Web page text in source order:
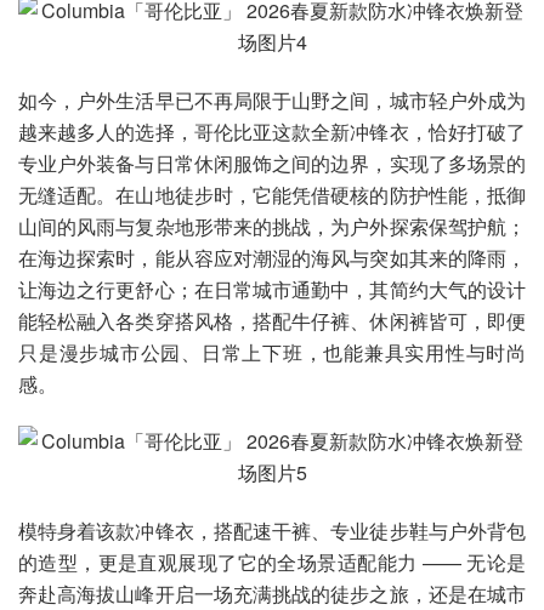
如今，户外生活早已不再局限于山野之间，城市轻户外成为
越来越多人的选择，哥伦比亚这款全新冲锋衣，恰好打破了
专业户外装备与日常休闲服饰之间的边界，实现了多场景的
无缝适配。在山地徒步时，它能凭借硬核的防护性能，抵御
山间的风雨与复杂地形带来的挑战，为户外探索保驾护航；
在海边探索时，能从容应对潮湿的海风与突如其来的降雨，
让海边之行更舒心；在日常城市通勤中，其简约大气的设计
能轻松融入各类穿搭风格，搭配牛仔裤、休闲裤皆可，即便
只是漫步城市公园、日常上下班，也能兼具实用性与时尚
感。
模特身着该款冲锋衣，搭配速干裤、专业徒步鞋与户外背包
的造型，更是直观展现了它的全场景适配能力 —— 无论是
奔赴高海拔山峰开启一场充满挑战的徒步之旅，还是在城市